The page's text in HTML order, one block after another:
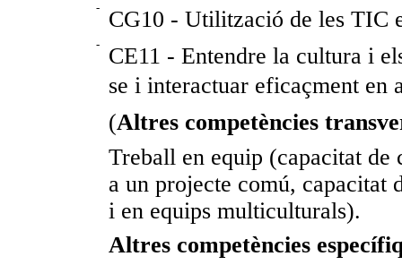
- CG10 - Utilització de les TIC
-
CE11 - Entendre la cultura i
se i interactuar eficaçment en
(Altres competències
Treball en equip (capacitat
a un projecte comú, capacitat
i en equips multiculturals).
Altres competències